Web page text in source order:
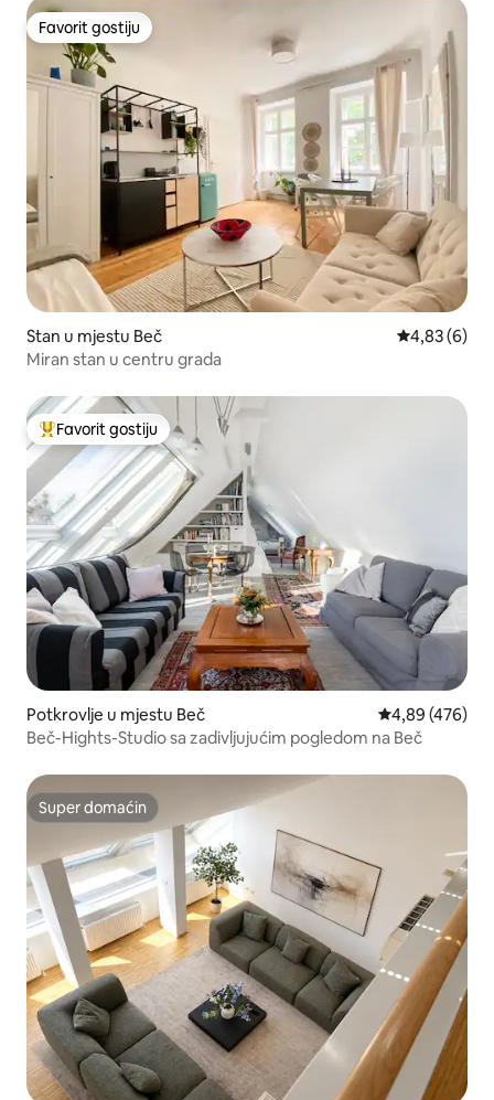
Favorit gostiju
Favorit gostiju
Stan u mjestu Beč prosječna
4,83 (6)
Miran stan u centru grada
Glavni favorit gostiju
Favorit gostiju
Potkrovlje u mjestu Beč prosječna
4,89 (476)
Beč-Hights-Studio sa zadivljujućim pogledom na Beč
Super domaćin
Super domaćin